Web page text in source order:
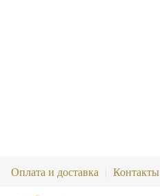
Оплата и доставка Контакты